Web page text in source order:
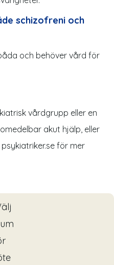
schizofreni och
och behöver vård för
vårdgrupp eller en
akut hjälp, eller
sykiatriker.se för mer